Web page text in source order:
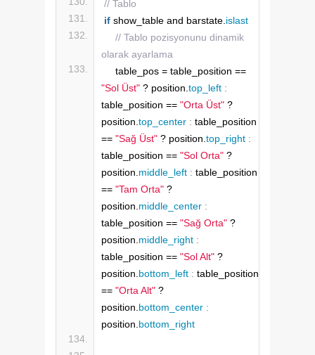
// Tablo
if show_table and barstate.islast
// Tablo pozisyonunu dinamik
olarak ayarlama
"Sol Üst" ? position.top_left :
table_position == "Orta Üst" ?
position.top_center : table_position
== "Sağ Üst" ? position.top_right :
table_position == "Sol Orta" ?
position.middle_left : table_position
== "Tam Orta" ?
position.middle_center :
table_position == "Sağ Orta" ?
position.middle_right :
table_position == "Sol Alt" ?
position.bottom_left : table_position
== "Orta Alt" ?
position.bottom_center :
position.bottom_right